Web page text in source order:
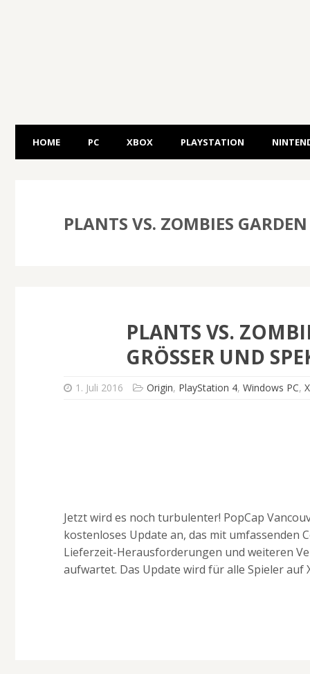
HOME PC XBOX PLAYSTATION
PLANTS VS. ZOMBIES
PLANTS VS.
GRÖSSER UND
1. Juli 2016 Origin, PlayStation 4,Windows PC,
Jetzt wird es noch turbulenter! PopCap
kostenloses Update an, das mit
Lieferzeit-Herausforderungen und weiteren
aufwartet. Das Update wird für alle Spieler auf